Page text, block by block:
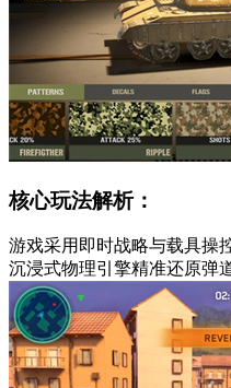
核心玩法解析：
游戏采用即时战略与载具操
沉浸式物理引擎精准还原弹